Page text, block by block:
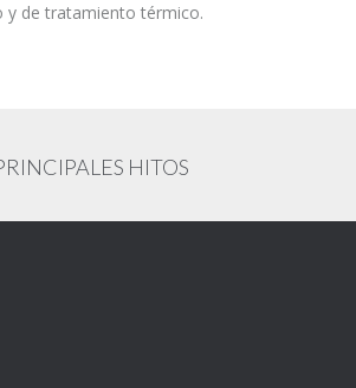
y de tratamiento térmico.
HITOS